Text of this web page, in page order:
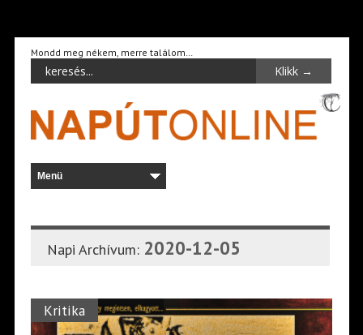
Mondd meg nékem, merre találom…
Napi Archívum: 2020-12-05
Kritika